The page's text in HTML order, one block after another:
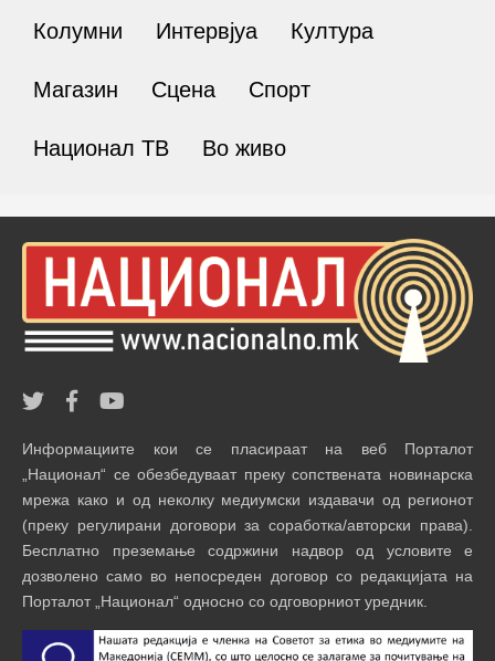
Колумни Интервјуа Култура
Магазин Сцена Спорт
Национал ТВ Во живо
Информациите кои се пласираат на веб Порталот
„Национал“ се обезбедуваат преку сопствената новинарска
мрежа како и од неколку медиумски издавачи од регионот
(преку регулирани договори за соработка/авторски права).
Бесплатно преземање содржини надвор од условите е
дозволено само во непосреден договор со редакцијата на
Порталот „Национал“ односно со одговорниот уредник.